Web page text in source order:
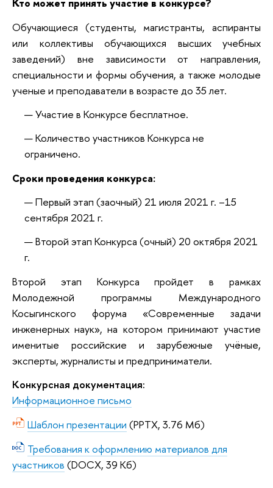
Кто может принять участие в конкурсе?
Обучающиеся (студенты, магистранты, аспиранты
или коллективы обучающихся высших учебных
заведений) вне зависимости от направления,
специальности и формы обучения, а также молодые
ученые и преподаватели в возрасте до 35 лет.
Участие в Конкурсе бесплатное.
Количество участников Конкурса не
ограничено.
Сроки проведения конкурса:
Первый этап (заочный) 21 июля 2021 г. –15
сентября 2021 г.
Второй этап Конкурса (очный) 20 октября 2021
г.
Второй этап Конкурса пройдет в рамках
Молодежной программы Международного
Косыгинского форума «Современные задачи
инженерных наук», на котором принимают участие
именитые российские и зарубежные учёные,
эксперты, журналисты и предприниматели.
Конкурсная документация:
Информационное письмо
Шаблон презентации (PPTX, 3.76 Мб)
Требования к оформлению материалов для
участников (DOCX, 39 Кб)